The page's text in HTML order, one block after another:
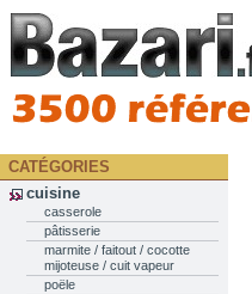
CATÉGORIES
cuisine
casserole
pâtisserie
marmite / faitout / cocotte
mijoteuse / cuit vapeur
poële